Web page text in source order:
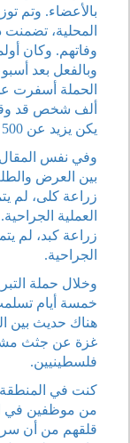
بالأعضاء. وتم
المحلية، تضمنت
وفاتهم. وكان
وبالفعل بعد
ألف شخص قد
يكن يزيد عن 500 متبرع في الشهر سابقا.
وفي نفس
زراعة كبد، لم
الجراحية.
وخلال حملة
خمسة أيام تسلمت
هناك حديث بين
غزة عن جثث
فلسطينيين.
كنت في
من موظفين في
قلقهم من أن